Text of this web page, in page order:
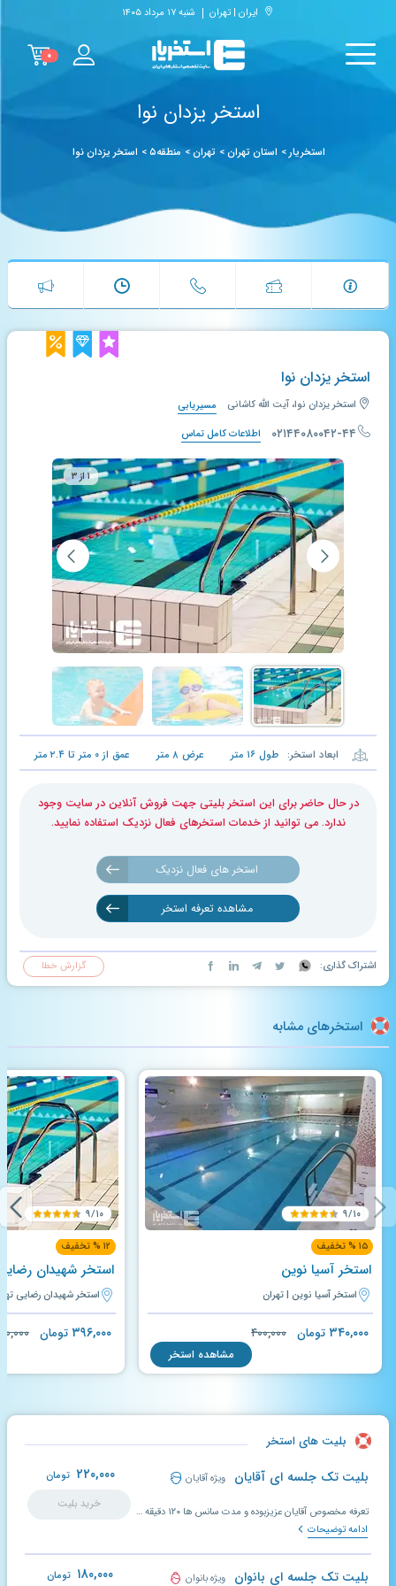
ایران | تهران شنبه ۱۷ مرداد ۱۴۰۵
۰
استخر یزدان نوا
استخریار> استان تهران> تهران> منطقه۵ > استخر یزدان نوا
استخر یزدان نوا
استخر یزدان نوا، آیت الله کاشانی مسیریابی
۰۲۱۴۴۰۸۰۰۴۲-۴۴ اطلاعات کامل تماس
۱ از ۳
ابعاد استخر: طول ۱۶ متر عرض ۸ متر عمق از۰ متر تا۲.۴ متر
در حال حاضر برای این استخر بلیتی جهت فروش آنلاین در سایت وجود
ندارد. می توانید از خدمات استخرهای فعال نزدیک استفاده نمایید.
استخر های فعال نزدیک
مشاهده تعرفه استخر
اشتراک گذاری: گزارش خطا
استخرهای مشابه
۹/۱۰
۱۵ % تخفیف
استخر آسیا نوین
استخر آسیا نوین | تهران
۳۴۰,۰۰۰تومان ۴۰۰,۰۰۰
مشاهده استخر
۹/۱۰
۱۲ % تخفیف
استخر شهیدان
استخر شهیدان رضایی
۳۹۶,۰۰۰تومان
بلیت های استخر
بلیت تک جلسه ای آقایان ویژه آقایان ۲۲۰,۰۰۰ تومان
خرید بلیت
تعرفه مخصوص آقایان عزیزبوده و مدت سانس ها ۱۲۰ دقیقه می باشد.
ادامه توضیحات
بلیت تک جلسه ای بانوان ویژه بانوان ۱۸۰,۰۰۰ تومان